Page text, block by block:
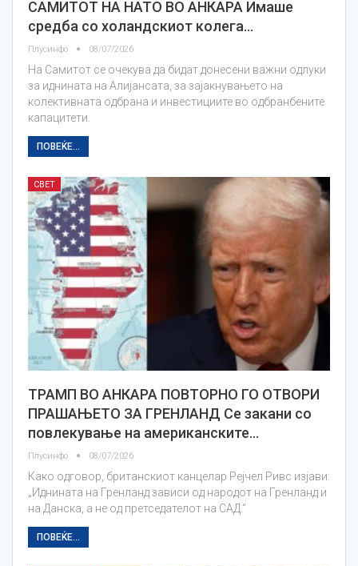
САМИТОТ НА НАТО ВО АНКАРА Имаше
средба со холандскиот колега…
Плусинфо 08/07/2026
На Самитот се очекува да бидат донесени важни одлуки
за иднината на Алијансата, за зајакнувањето на
колективната одбрана и инвестициите во одбранбените
капацитети.
ПОВЕЌЕ...
СВЕТ
ТРАМП ВО АНКАРА ПОВТОРНО ГО ОТВОРИ
ПРАШАЊЕТО ЗА ГРЕНЛАНД Се закани со
повлекување на американските…
Плусинфо 08/07/2026
Како одговор, британскиот канцелар Рејчел Ривс изјави:
„Иднината на Гренланд зависи од народот на Гренланд и
на Данска, а не од претседателот на САД.“
ПОВЕЌЕ...